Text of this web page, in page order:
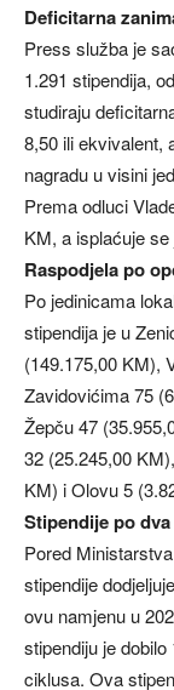
Deficitarna
Press služba je
1.291 stipendija,
studiraju
8,50 ili ekvivalent,
nagradu u visini
Prema odluci
KM, a isplaćuje
Raspodjela po
Po jedinicama
stipendija je u
(149.175,00 KM),
Zavidovićima 75
Žepču 47
32 (25.245,00
KM) i Olovu 5
Stipendije po
Pored
stipendije
ovu namjenu u
stipendiju je
ciklusa. Ova